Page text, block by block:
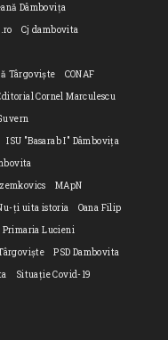
Dâmbovița
Cj dambovita
Târgoviște
CONAF
Cornel Marculescu
ISU "Basarab I" Dâmbovița
MApN
ți uita istoria
Oana Filip
Primaria Lucieni
PSD Dambovita
Situație Covid-19